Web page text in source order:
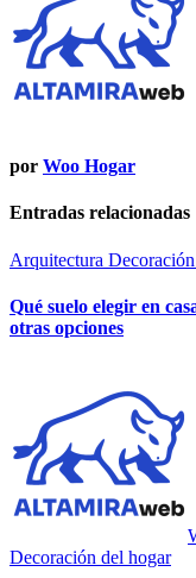
por Woo Hogar
Entradas relacionadas
Arquitectura Decoración
Qué suelo elegir en
otras opciones
Decoración del hogar